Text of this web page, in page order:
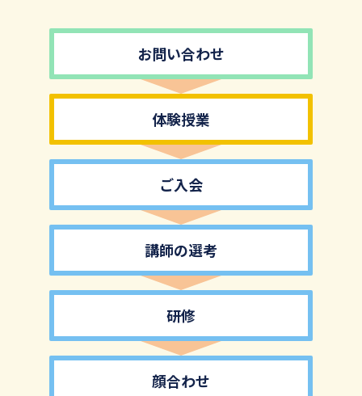
お問い合わせ
体験授業
ご入会
講師の選考
研修
顔合わせ